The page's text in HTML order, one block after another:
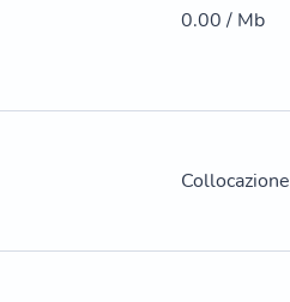
0.00 / Mb
Collocazione